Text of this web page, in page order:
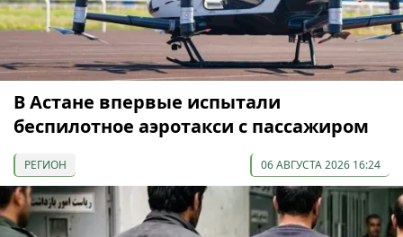
В Астане впервые испытали
беспилотное аэротакси с пассажиром
РЕГИОН 06 АВГУСТА 2026 16:24